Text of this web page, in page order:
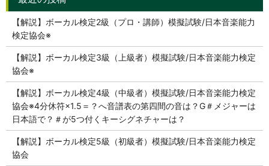
【解説】ボーカル検定2級（プロ・講師）模擬試験/日本音楽能力
検定協会※
【解説】ボーカル検定3級（上級者）模擬試験/日本音楽能力検定
協会※
【解説】ボーカル検定4級（中級者）模擬試験/日本音楽能力検定
協会※4分休符×1.5＝？へ音譜表の第四間の音は？G＃メジャーは
日本語で？＃が5つ付くキーシグネチャーは？
【解説】ボーカル検定5級（初級者）模擬試験/日本音楽能力検定
協会